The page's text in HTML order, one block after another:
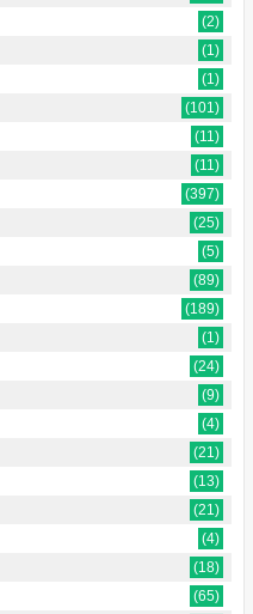
(2)
(1)
(1)
(101)
(11)
(11)
(397)
(25)
(5)
(89)
(189)
(1)
(24)
(9)
(4)
(21)
(13)
(21)
(4)
(18)
(65)